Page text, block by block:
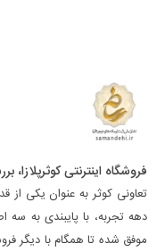
فروشگاه اینترنتی کوثرپلازا،
تعاونی کوثر به عنوان یکی
دهه تجربه، با پایبندی به
موفق شده تا همگام با دیگر